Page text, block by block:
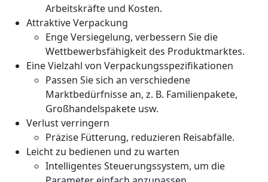
Arbeitskräfte und Kosten.
Attraktive Verpackung
Enge Versiegelung, verbessern Sie die
Wettbewerbsfähigkeit des Produktmarktes.
Eine Vielzahl von Verpackungsspezifikationen
Passen Sie sich an verschiedene
Marktbedürfnisse an, z. B. Familienpakete,
Großhandelspakete usw.
Verlust verringern
Präzise Fütterung, reduzieren Reisabfälle.
Leicht zu bedienen und zu warten
Intelligentes Steuerungssystem, um die